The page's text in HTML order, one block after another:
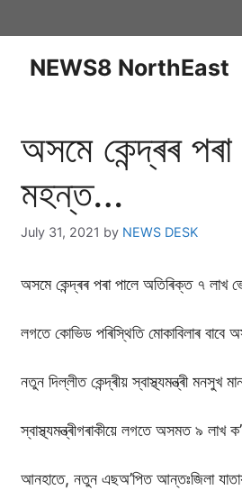
NEWS8 NorthEast
অসমে কেন্দ্ৰৰ
মহন্ত…
July 31, 2021 by NEWS DESK
অসমে কেন্দ্ৰৰ পৰা পালে অতিৰিক্ত ৭ লাখ
লগতে কোভিড পৰিস্থিতি মোকাবিলাৰ
নতুন দিল্লীত কেন্দ্ৰীয় স্বাস্থ্যমন্ত্ৰী মনসুখ
স্বাস্থ্যমন্ত্ৰীগৰাকীয়ে লগতে অসমত ৯
আনহাতে, নতুন এছঅ’পিত আন্তঃজিলা